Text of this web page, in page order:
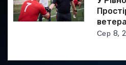
Сер 8,